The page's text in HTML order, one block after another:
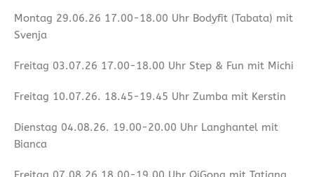
Montag 29.06.26 17.00-18.00 Uhr Bodyfit (Tabata) mit
Svenja
Freitag 03.07.26 17.00-18.00 Uhr Step & Fun mit Michi
Freitag 10.07.26. 18.45-19.45 Uhr Zumba mit Kerstin
Dienstag 04.08.26. 19.00-20.00 Uhr Langhantel mit
Bianca